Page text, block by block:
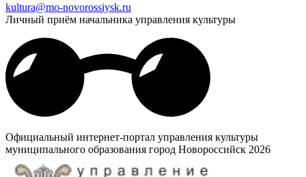
kultura@mo-novorossiysk.ru
Личный приём начальника управления культуры
Официальный интернет-портал управления культуры
муниципального образования город Новороссийск 2026